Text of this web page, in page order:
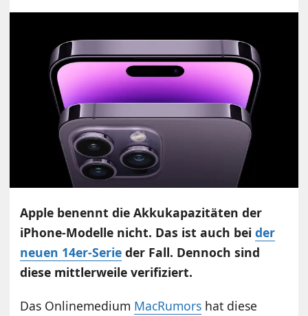
Apple benennt die Akkukapazitäten der
iPhone-Modelle nicht. Das ist auch beider
neuen 14er-Serie der Fall. Dennoch sind
diese mittlerweile verifiziert.
Das Onlinemedium MacRumors hat diese